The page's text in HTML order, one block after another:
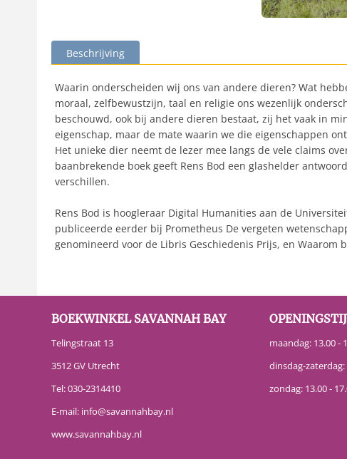
Beschrijving
Waarin onderscheiden wij ons van andere dieren? Wat
moraal, zelfbewustzijn, taal en religie ons wezenlijk
beschouwd, ook bij andere dieren bestaat, zij het vaak in
eigenschap, maar de mate waarin we die eigenschappen
Het unieke dier neemt de lezer mee langs de vele claims
baanbrekende boek geeft Rens Bod een glashelder
verschillen.
Rens Bod is hoogleraar Digital Humanities aan de
publiceerde eerder bij Prometheus De vergeten
genomineerd voor de Libris Geschiedenis Prijs, en Waarom
BOEKWINKEL SAVANNAH BAY
Telingstraat 13
3512 GV Utrecht
Tel:030-2314410
E-mail: info@savannahbay.nl
www.savannahbay.nl
maandag: 13.00 -
dinsdag-zaterdag:
zondag: 13.00 -